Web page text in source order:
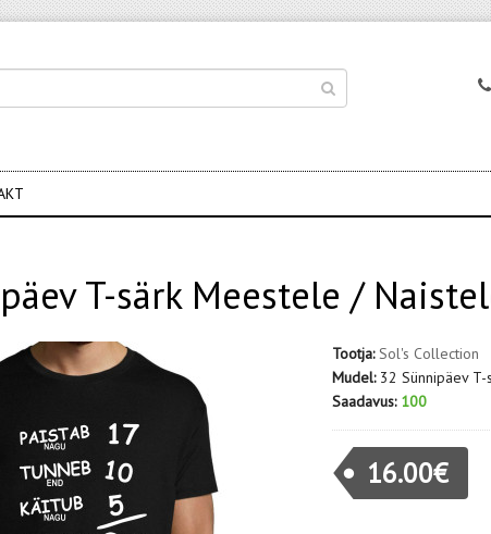
T-särk Meestele /
Tootja: Sol's Collection
Mudel: 32 Sünnipäev
Saadavus: 100
16.00€